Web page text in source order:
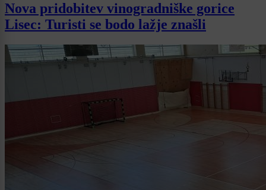
Nova pridobitev vinogradniške gorice
Lisec: Turisti se bodo lažje znašli